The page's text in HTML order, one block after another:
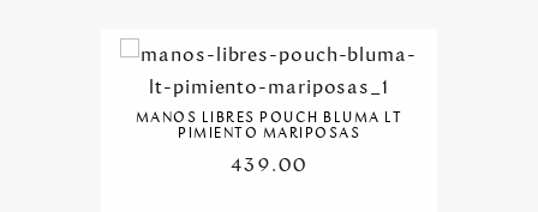
MANOS LIBRES POUCH BLUMA LT
PIMIENTO MARIPOSAS
439.00